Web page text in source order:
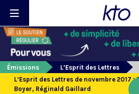
Émissions
L’Esprit des Lettres
L’Esprit des Lettres de novembre 2017
Boyer, Réginald Gaillard